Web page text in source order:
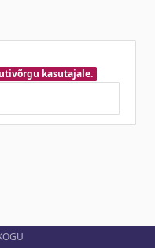
kasutajale.